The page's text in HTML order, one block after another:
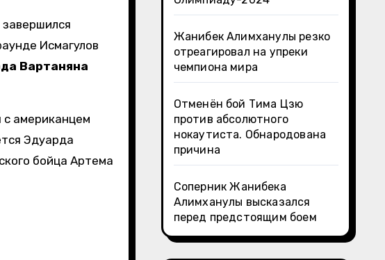
Исмагулов
Вартаняна
с американцем
Эдуарда
бойца Артема
Жанибек Алимханулы резко
отреагировал на упреки
чемпиона мира
Отменён бой Тима Цзю
против абсолютного
нокаутиста. Обнародована
причина
Соперник Жанибека
Алимханулы высказался
перед предстоящим боем